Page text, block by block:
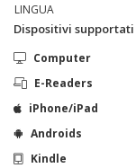
LINGUA
Dispositivi supportati
Computer
E-Readers
iPhone/iPad
Androids
Kindle